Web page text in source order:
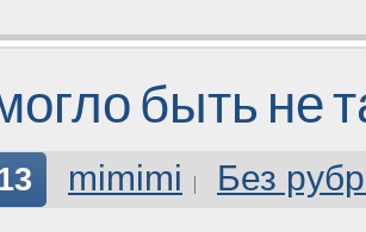
быть не
mimimi Без